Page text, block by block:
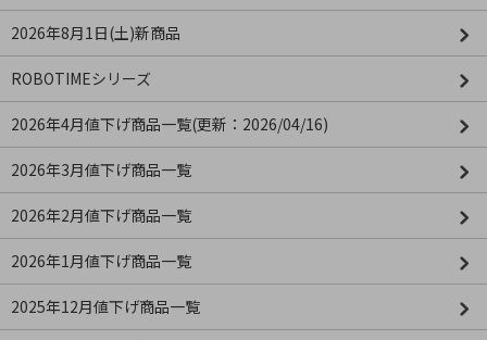
2026年8月1日(土)新商品
ROBOTIMEシリーズ
2026年4月値下げ商品一覧(更新：2026/04/16)
2026年3月値下げ商品一覧
2026年2月値下げ商品一覧
2026年1月値下げ商品一覧
2025年12月値下げ商品一覧